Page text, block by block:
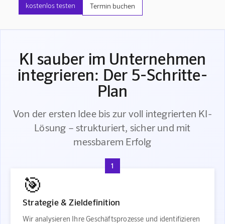
kostenlos testen Termin buchen
KI sauber im Unternehmen
integrieren: Der 5-Schritte-
Plan
Von der ersten Idee bis zur voll integrierten KI-
Lösung – strukturiert, sicher und mit
messbarem Erfolg
1
🎯
Strategie & Zieldefinition
Wir analysieren Ihre Geschäftsprozesse und identifizieren